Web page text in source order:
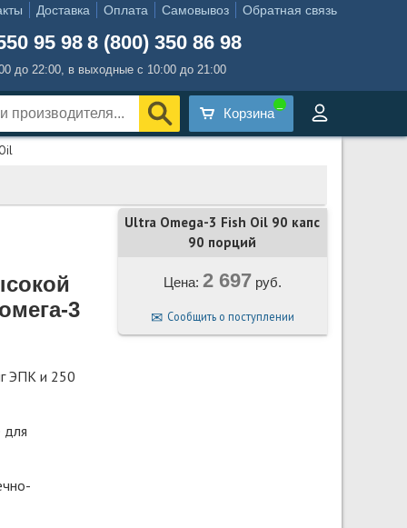
Доставка Оплата Самовывоз Обратная связь
95 98 8 (800) 350 86 98
до 22:00, в выходные с 10:00 до 21:00
Корзина
3
ЭПК и 250
для
Ultra Omega-3 Fish Oil 90 капс
90 порций
Цена: 2 697 руб.
Сообщить о поступлении